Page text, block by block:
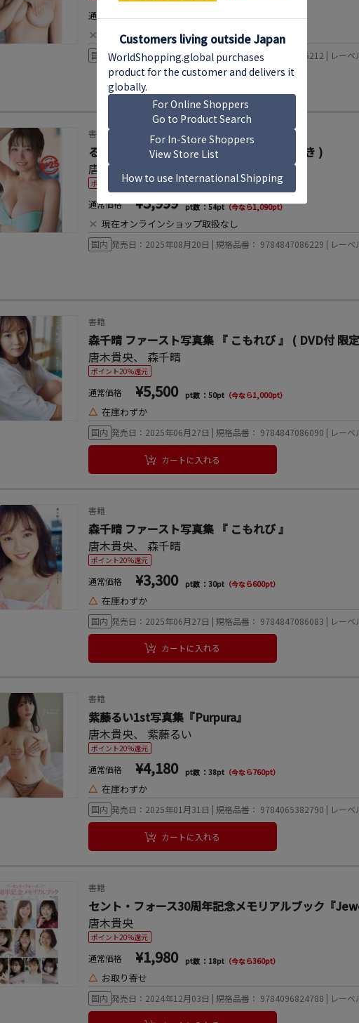
通常価格 ¥4,000 pt数 ：36pt（今なら727pt）
× 現在オンラインショップ取扱なし
国内 発売日：2025年08月20日 | 規格品番： 9784847086212 | レーベ
書籍
るるたん 写真集 『 R-25 』 特装版 ( 写真付き )
唐木貴央
ポイント20%還元
通常価格 ¥5,999 pt数 ：54pt（今なら1,090pt）
× 現在オンラインショップ取扱なし
国内 発売日：2025年08月20日 | 規格品番： 9784847086229 | レーベ
書籍
森千晴 ファースト写真集 『 こもれび 』 ( DVD付 限
唐木貴央、森千晴
ポイント20%還元
通常価格 ¥5,500 pt数 ：50pt （今なら1,000pt）
△ 在庫わずか
国内 発売日：2025年06月27日 | 規格品番： 9784847086090 | レーベ
カートに入れる
書籍
森千晴 ファースト写真集 『 こもれび 』
唐木貴央、 森千晴
ポイント20%還元
通常価格 ¥3,300 pt数 ：30pt （今なら600pt）
△ 在庫わずか
国内 発売日：2025年06月27日 | 規格品番： 9784847086083 | レーベ
カートに入れる
書籍
紫藤るい1st写真集『Purpura』
唐木貴央、 紫藤るい
ポイント20%還元
通常価格 ¥4,180 pt数 ：38pt （今なら760pt）
△ 在庫わずか
国内 発売日：2025年01月31日 | 規格品番： 9784065382790 | レーベ
カートに入れる
書籍
セント・フォース30周年記念メモリアルブック『
唐木貴央
ポイント20%還元
通常価格 ¥1,980 pt数 ：18pt （今なら360pt）
△ お取り寄せ
国内 発売日：2024年12月03日 | 規格品番： 9784096824788 | レーベ